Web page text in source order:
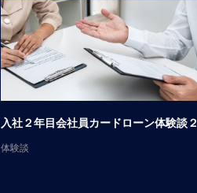
入社２年目会社員カードローン体験談２
体験談